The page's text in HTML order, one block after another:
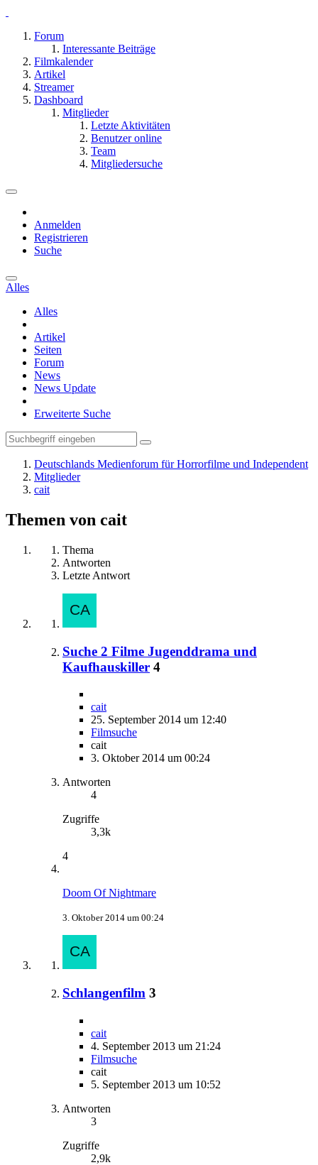
Forum
Interessante Beiträge
Filmkalender
Artikel
Streamer
Dashboard
Mitglieder
Letzte Aktivitäten
Benutzer online
Team
Mitgliedersuche
Anmelden
Registrieren
Suche
Alles
Alles
Artikel
Seiten
Forum
News
News Update
Erweiterte Suche
Deutschlands Medienforum für Horrorfilme und Independent
Mitglieder
cait
Themen von cait
Thema
Antworten
Letzte Antwort
Suche 2 Filme Jugenddrama und
Kaufhauskiller 4
cait
25. September 2014 um 12:40
Filmsuche
cait
3. Oktober 2014 um 00:24
Antworten
4
Zugriffe
3,3k
4
Doom Of Nightmare
3. Oktober 2014 um 00:24
Schlangenfilm 3
cait
4. September 2013 um 21:24
Filmsuche
cait
5. September 2013 um 10:52
Antworten
3
Zugriffe
2,9k